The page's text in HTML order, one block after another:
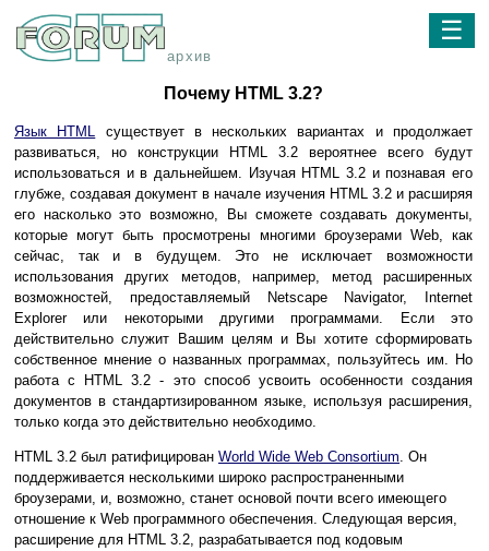
архив
☰
Почему HTML 3.2?
Язык HTML существует в нескольких вариантах и продолжает
развиваться, но конструкции HTML 3.2 вероятнее всего будут
использоваться и в дальнейшем. Изучая HTML 3.2 и познавая его
глубже, создавая документ в начале изучения HTML 3.2 и расширяя
его насколько это возможно, Вы сможете создавать документы,
которые могут быть просмотрены многими броузерами Web, как
сейчас, так и в будущем. Это не исключает возможности
использования других методов, например, метод расширенных
возможностей, предоставляемый Netscape Navigator, Internet
Explorer или некоторыми другими программами. Если это
действительно служит Вашим целям и Вы хотите сформировать
собственное мнение о названных программах, пользуйтесь им. Но
работа с HTML 3.2 - это способ усвоить особенности создания
документов в стандартизированном языке, используя расширения,
только когда это действительно необходимо.
HTML 3.2 был ратифицирован World Wide Web Consortium. Он
поддерживается несколькими широко распространенными
броузерами, и, возможно, станет основой почти всего имеющего
отношение к Web программного обеспечения. Следующая версия,
расширение для HTML 3.2, разрабатывается под кодовым